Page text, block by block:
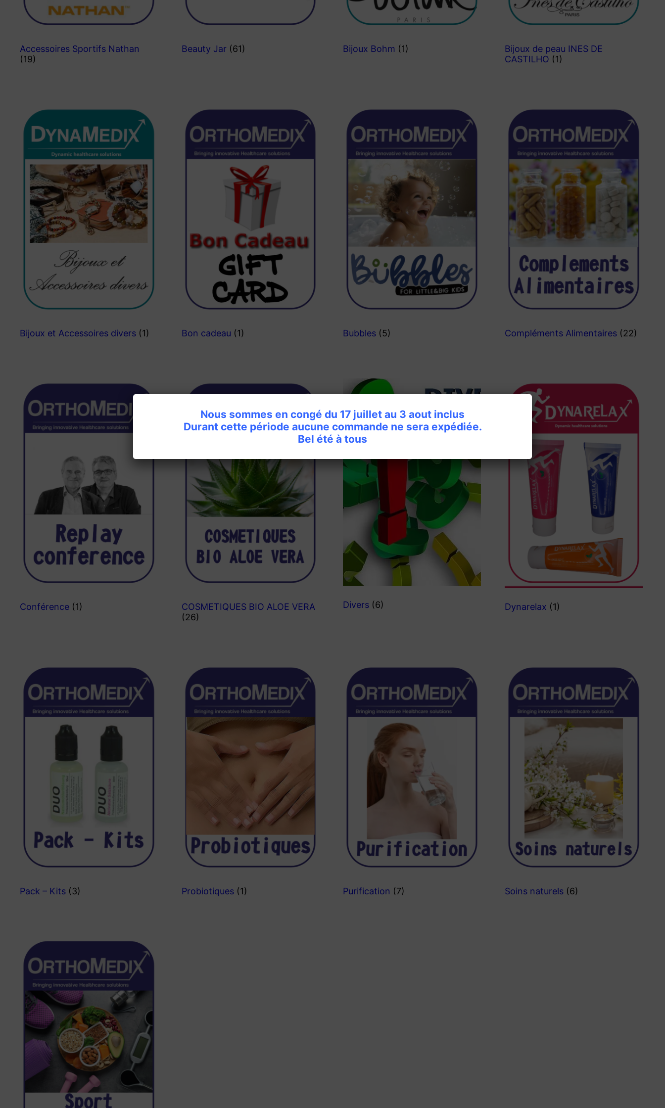
Accessoires Sportifs Nathan
(19)
Beauty Jar (61) Bijoux Bohm (1)
Bijoux de peau INES DE
CASTILHO (1)
Bijoux et Accessoires divers (1) Bon cadeau (1) Bubbles (5) Compléments Alimentaires (22)
Conférence (1)
COSMETIQUES BIO ALOE VERA
(26)
Divers (6) Dynarelax (1)
Pack – Kits (3) Probiotiques (1) Purification (7) Soins naturels (6)
Nous sommes en congé du 17 juillet au 3 aout inclus
Durant cette période aucune commande ne sera expédiée.
Bel été à tous